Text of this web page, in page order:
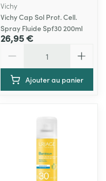
Vichy
Vichy Cap Sol Prot. Cell.
Spray Fluide Spf30 200ml
26,95 €
Ajouter au panier